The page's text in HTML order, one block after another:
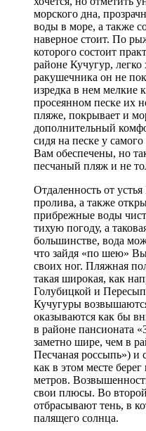
морского дна,
воды в море, а также
наверное стоит. По
которого состоит
районе Кучугур, легко
ракушечника он не
изредка в нем мелкие
просеянном песке их
пляже, покрывает и
дополнительный
сидя на песке у
Вам обеспечены, но
песчаный пляж и не
Отдаленность от
пролива, а также
прибрежные воды
тихую погоду, а
большинстве, вода
что зайдя «по шею»
своих ног. Пляжная
такая широкая, как
Голубицкой и
Кучугуры
оказываются как бы
в районе пансионата
заметно шире, чем в
Песчаная россыпь») и
как в этом месте
метров.
свои плюсы. Во
отбрасывают тень, в
палящего солнца.